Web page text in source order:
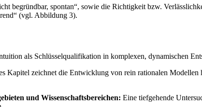
begründbar, spontan“, sowie die Richtigkeit bzw.
(vgl. Abbildung 3).
als Schlüsselqualifikation in komplexen, dynamischen
Kapitel zeichnet die Entwicklung von rein rationalen
und Wissenschaftsbereichen: Eine tiefgehende